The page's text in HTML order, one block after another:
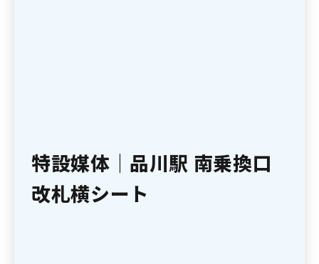
特設媒体｜品川駅 南乗換口
改札横シート